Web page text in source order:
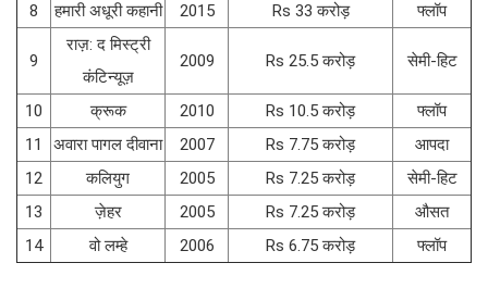
8
हमारी अधूरी कहानी 2015 Rs 33 करोड़ फ्लॉप
9
राज़: द मिस्ट्री
कंटिन्यूज़
2009 Rs 25.5 करोड़ सेमी-हिट
10 क्रूक 2010 Rs 10.5 करोड़
फ्लॉप
11
अवारा पागल दीवाना 2007 Rs 7.75 करोड़
आपदा
12
कलियुग 2005 Rs 7.25 करोड़
सेमी-हिट
13
ज़ेहर 2005 Rs 7.25 करोड़
औसत
14
वो लम्हे 2006 Rs 6.75 करोड़ फ्लॉप